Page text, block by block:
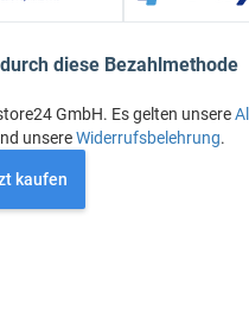
diese Bezahlmethode
GmbH. Es gelten unsere
unsereWiderrufsbelehrung.
kaufen